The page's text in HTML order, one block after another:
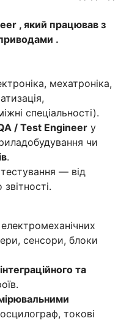
, який працював з
.
мехатроніка,
спеціальності).
/ Test Engineer у
чи
.
— від
сенсори, блоки
та
токові